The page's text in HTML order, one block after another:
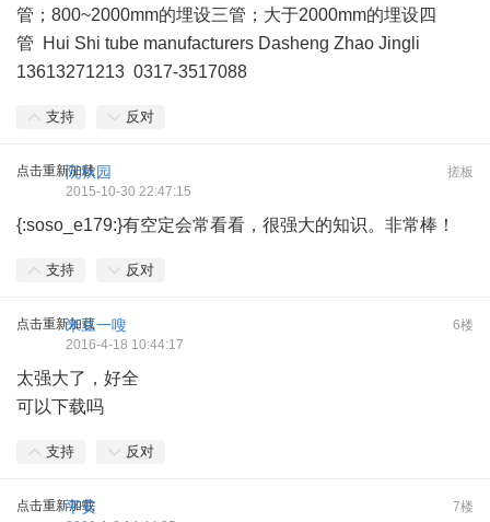
管；800~2000mm的埋设三管；大于2000mm的埋设四
管 Hui Shi tube manufacturers Dasheng Zhao Jingli
13613271213 0317-3517088
支持 反对
点击重新加载 搓板
阮秋园
2015-10-30 22:47:15
{:soso_e179:}有空定会常看看，很强大的知识。非常棒！
支持 反对
点击重新加载 6楼
米豆一嗖
2016-4-18 10:44:17
太强大了，好全
可以下载吗
支持 反对
点击重新加载 7楼
平安